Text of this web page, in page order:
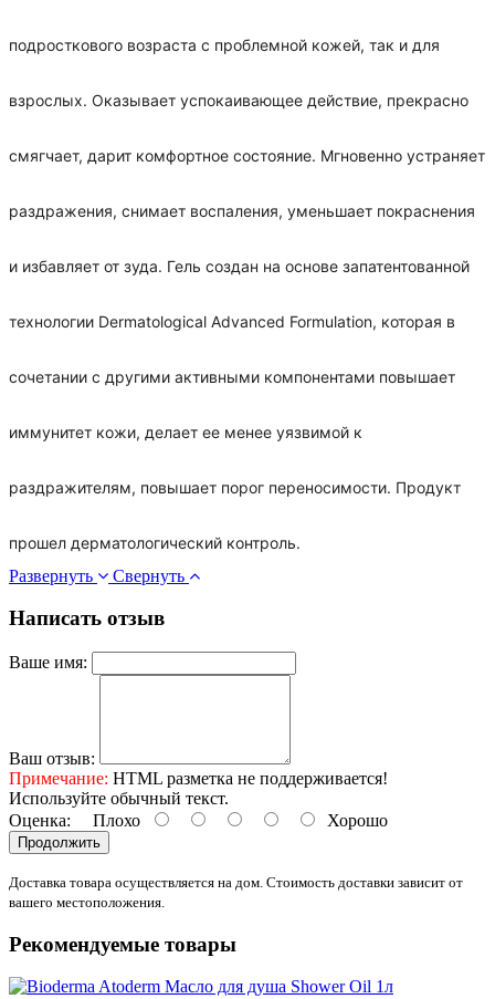
подросткового возраста с проблемной кожей, так и для
взрослых. Оказывает успокаивающее действие, прекрасно
смягчает, дарит комфортное состояние. Мгновенно устраняет
раздражения, снимает воспаления, уменьшает покраснения
и избавляет от зуда. Гель создан на основе запатентованной
технологии Dermatological Advanced Formulation, которая в
сочетании с другими активными компонентами повышает
иммунитет кожи, делает ее менее уязвимой к
раздражителям, повышает порог переносимости. Продукт
прошел дерматологический контроль.
Развернуть
Свернуть
Написать отзыв
Ваше имя:
Ваш отзыв:
Примечание: HTML разметка не поддерживается!
Используйте обычный текст.
Оценка: Плохо Хорошо
Продолжить
Доставка товара осуществляется на дом. Стоимость доставки зависит от
вашего местоположения.
Рекомендуемые товары